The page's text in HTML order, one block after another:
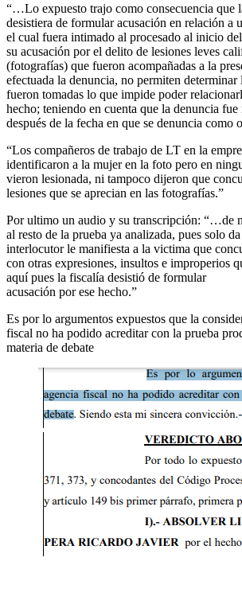
“…Lo expuesto trajo como consecuencia que
desistiera de formular acusación en relación a
el cual fuera intimado al procesado al inicio
su acusación por el delito de lesiones leves
(fotografías) que fueron acompañadas a la
efectuada la denuncia, no permiten determinar
fueron tomadas lo que impide poder
hecho; teniendo en cuenta que la denuncia fue
después de la fecha en que se denuncia como
“Los compañeros de trabajo de LT en la
identificaron a la mujer en la foto pero en
vieron lesionada, ni tampoco dijeron que
lesiones que se aprecian en las fotografías.”
Por ultimo un audio y su transcripción: “…de
al resto de la prueba ya analizada, pues solo
interlocutor le manifiesta a la victima que
con otras expresiones, insultos e improperios
aquí pues la fiscalía desistió de formular
acusación por ese hecho.”
Es por lo argumentos expuestos que la
fiscal no ha podido acreditar con la prueba
materia de debate